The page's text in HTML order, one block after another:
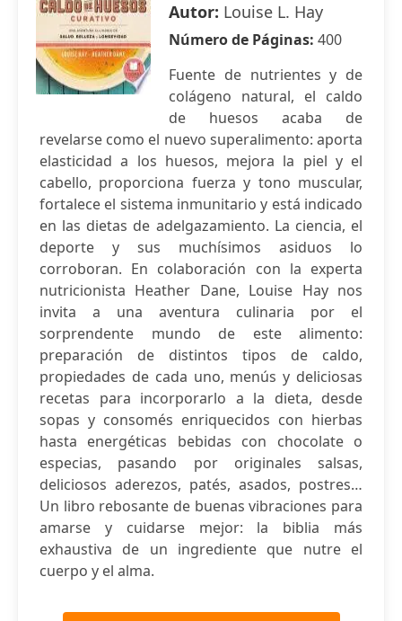
Autor: Louise L. Hay
Número de Páginas: 400
Fuente de nutrientes y de
colágeno natural, el caldo
de huesos acaba de
revelarse como el nuevo superalimento: aporta
elasticidad a los huesos, mejora la piel y el
cabello, proporciona fuerza y tono muscular,
fortalece el sistema inmunitario y está indicado
en las dietas de adelgazamiento. La ciencia, el
deporte y sus muchísimos asiduos lo
corroboran. En colaboración con la experta
nutricionista Heather Dane, Louise Hay nos
invita a una aventura culinaria por el
sorprendente mundo de este alimento:
preparación de distintos tipos de caldo,
propiedades de cada uno, menús y deliciosas
recetas para incorporarlo a la dieta, desde
sopas y consomés enriquecidos con hierbas
hasta energéticas bebidas con chocolate o
especias, pasando por originales salsas,
deliciosos aderezos, patés, asados, postres…
Un libro rebosante de buenas vibraciones para
amarse y cuidarse mejor: la biblia más
exhaustiva de un ingrediente que nutre el
cuerpo y el alma.